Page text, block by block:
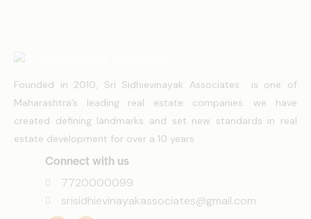
Founded in 2010, Sri Sidhievinayak Associates is one of
Maharashtra’s leading real estate companies. we have
created defining landmarks and set new standards in real
estate development for over a 10 years
Connect with us
7720000099
srisidhievinayakassociates@gmail.com